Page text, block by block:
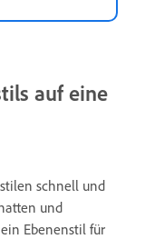
auf eine
schnell und
und
Ebenenstil für